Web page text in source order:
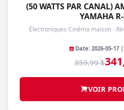
(50 WATTS PAR CANAL)
YAMAHA
Électroniques/Cinéma maison -
Date: 2026-05-17 |
359,99 $
VOIR